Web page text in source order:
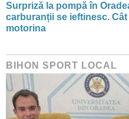
Surpriză la pompă în
carburanții se ieftinesc.
motorina
BIHON SPORT LOCAL